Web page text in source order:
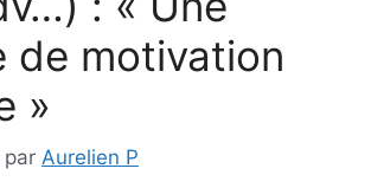
de motivation
»
par Aurelien P